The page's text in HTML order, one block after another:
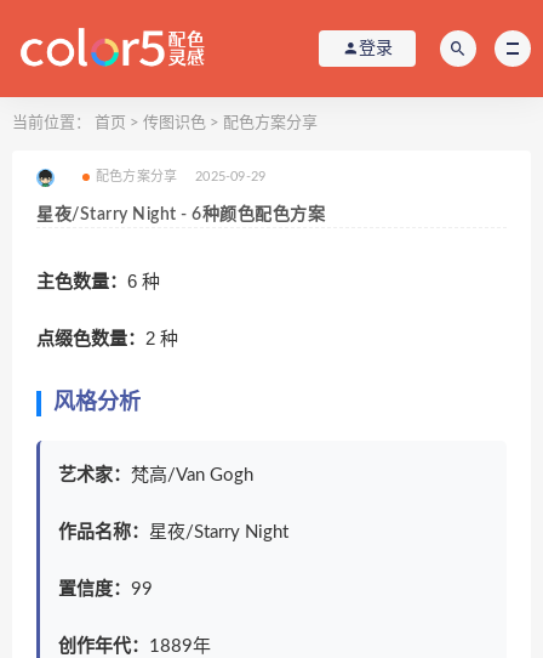
登录
当前位置： 首页 > 传图识色 > 配色方案分享
配色方案分享 2025-09-29
星夜/Starry Night - 6种颜色配色方案
主色数量： 6 种
点缀色数量： 2 种
风格分析
艺术家： 梵高/Van Gogh
作品名称： 星夜/Starry Night
置信度： 99
创作年代： 1889年